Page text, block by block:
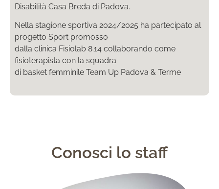
Disabilità Casa Breda di Padova.
Nella stagione sportiva 2024/2025 ha partecipato al
progetto Sport promosso
dalla clinica Fisiolab 8.14 collaborando come
fisioterapista con la squadra
di basket femminile Team Up Padova & Terme
Conosci lo staff